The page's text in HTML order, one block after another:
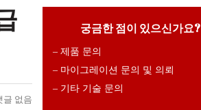
글 없음
궁금한 점이 있으신가요?
– 제품 문의
– 마이그레이션 문의 및 의뢰
– 기타 기술 문의